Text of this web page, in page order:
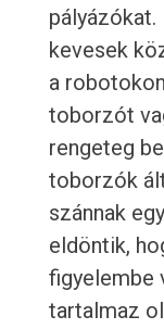
kevesek
a
toborzót
rengeteg
toborzók
szánnak
eldöntik,
figyelembe
tartalmaz